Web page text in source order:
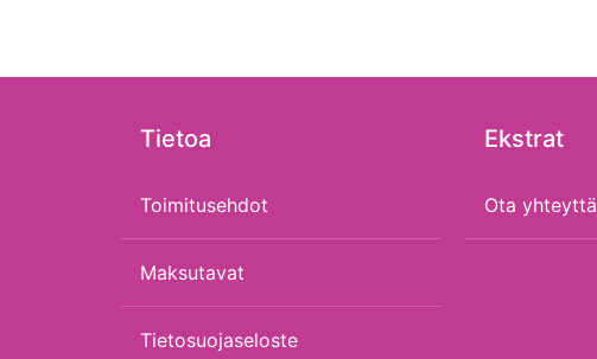
Tietoa
Toimitusehdot
Maksutavat
Tietosuojaseloste
Ekstrat
Ota yhteyttä